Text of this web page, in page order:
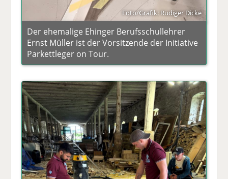
Foto/Grafik: Rüdiger Dicke
Der ehemalige Ehinger Berufsschullehrer
Ernst Müller ist der Vorsitzende der Initiative
Parkettleger on Tour.